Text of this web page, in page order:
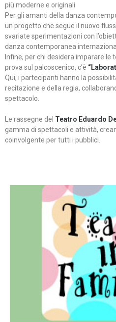
più moderne e originali
Per gli amanti della danza
un progetto che segue il nuovo
svariate sperimentazioni con
danza contemporanea
Infine, per chi desidera imparare
prova sul palcoscenico, c’è
Qui, i partecipanti hanno la
recitazione e della regia,
spettacolo.
Le rassegne del Teatro Eduardo
gamma di spettacoli e attività,
coinvolgente per tutti i pubblici.
Teatro in
Teatro In Famiglia è una
per far condividere e